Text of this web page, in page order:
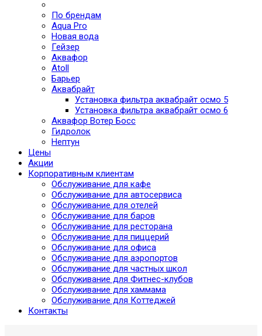
По брендам
Aqua Pro
Новая вода
Гейзер
Аквафор
Atoll
Барьер
Аквабрайт
Установка фильтра аквабрайт осмо 5
Установка фильтра аквабрайт осмо 6
Аквафор Вотер Босс
Гидролок
Нептун
Цены
Акции
Корпоративным клиентам
Обслуживание для кафе
Обслуживание для автосервиса
Обслуживание для отелей
Обслуживание для баров
Обслуживание для ресторана
Обслуживание для пиццерий
Обслуживание для офиса
Обслуживание для аэропортов
Обслуживание для частных школ
Обслуживание для Фитнес-клубов
Обслуживание для хаммама
Обслуживание для Коттеджей
Контакты